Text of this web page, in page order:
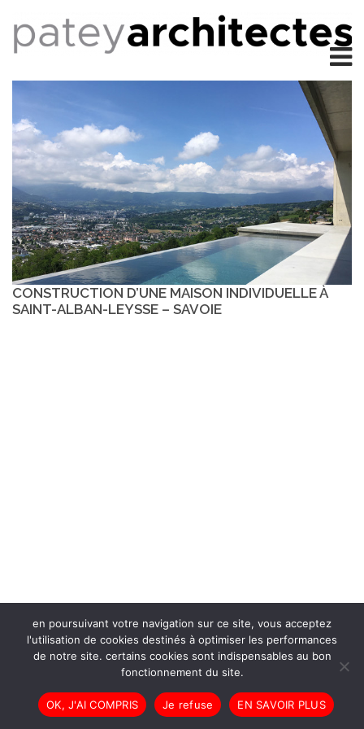
CONSTRUCTION D’UNE MAISON INDIVIDUELLE À
SAINT-ALBAN-LEYSSE – SAVOIE
en poursuivant votre navigation sur ce site, vous acceptez
l'utilisation de cookies destinés à optimiser les performances
de notre site. certains cookies sont indispensables au bon
fonctionnement du site.
OK, J'AI COMPRIS Je refuse EN SAVOIR PLUS